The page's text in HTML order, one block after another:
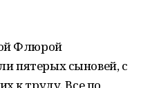
Флюрой
пятерых сыновей, с